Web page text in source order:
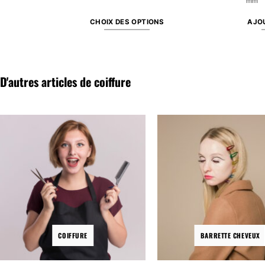
CHOIX DES OPTIONS
plusieurs
peuvent
être
choisies
sur
la
page
du
produit
D'autres articles de coiffure
COIFFURE BARRETTE CHEVEUX